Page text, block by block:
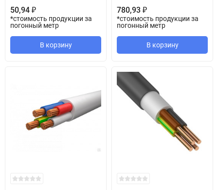
50,94 ₽
*стоимость продукции за
погонный метр
В корзину
780,93 ₽
*стоимость продукции за
погонный метр
В корзину